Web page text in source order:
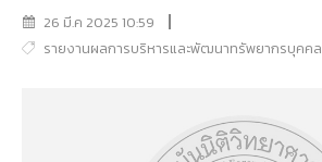
26 มี.ค 2025 10:59
รายงานผลการบริหารและพัฒนาทรัพยากรบุคคล